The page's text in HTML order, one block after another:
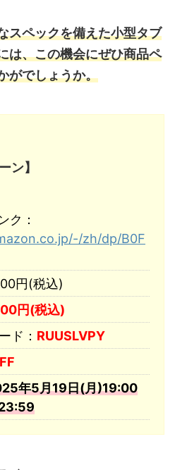
スペックを備えた小型タブ
は、この機会にぜひ商品ペ
がでしょうか。
ン】
ク：
zh/dp/B0F
円(税込)
円(税込)
ド： RUUSLVPY
年5月19日(月)19:00